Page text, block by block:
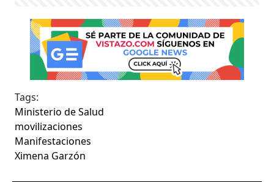
Tags:
Ministerio de Salud
movilizaciones
Manifestaciones
Ximena Garzón